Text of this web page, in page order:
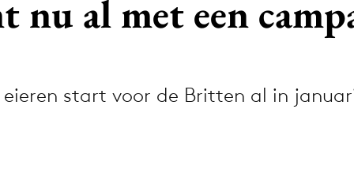
Media
nu al met een
start voor de Britten al in